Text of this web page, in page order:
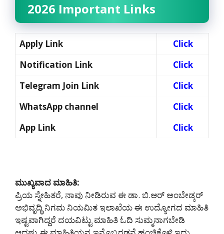
2026 Important Links
Apply Link
Click
Notification Link
Click
Telegram Join Link
Click
WhatsApp channel
Click
App Link
Click
ಮುಖ್ಯವಾದ ಮಾಹಿತಿ:
ಪ್ರಿಯ ಸ್ನೇಹಿತರೆ, ನಾವು ನೀಡಿರುವ ಈ ಡಾ. ಬಿ.ಆರ್ ಅಂಬೇಡ್ಕರ್
ಅಭಿವೃದ್ಧಿ ನಿಗಮ ನಿಯಮಿತ ಇಲಾಖೆಯ ಈ ಉದ್ಯೋಗದ ಮಾಹಿತಿ
ಇಷ್ಟವಾಗಿದ್ದರೆ ದಯವಿಟ್ಟು ಮಾಹಿತಿ ಓದಿ ಸುಮ್ಮನಾಗಬೇಡಿ